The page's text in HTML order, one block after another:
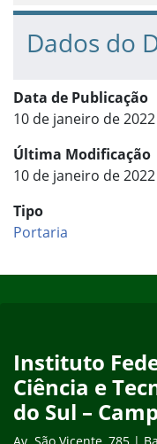
Dados do
Data de Publicação
10 de janeiro de
Última Modificação
10 de janeiro de
Tipo
Portaria
Instituto
Ciência e
do Sul –
Av. São Vicente, 785 |